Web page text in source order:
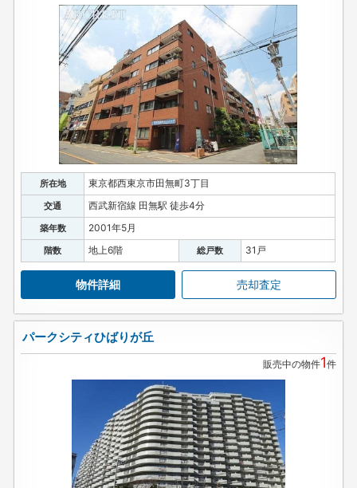
所在地 東京都西東京市田無町3丁目
交通 西武新宿線 田無駅 徒歩4分
築年数 2001年5月
階数 地上6階 総戸数 31戸
物件詳細 売却査定
パークシティひばりが丘
販売中の物件1件